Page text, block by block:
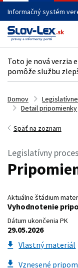
Informačný systém
Toto je nová verzia
pomôže službu